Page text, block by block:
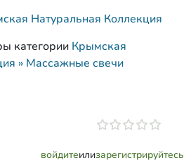
Натуральная Коллекция
категории Крымская
» Массажные свечи
войдитеилизарегистрируйтесь